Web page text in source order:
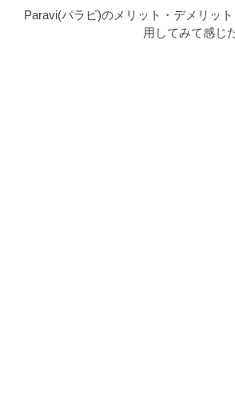
Paravi(パラビ)のメリット・デメリット
用してみて感じ